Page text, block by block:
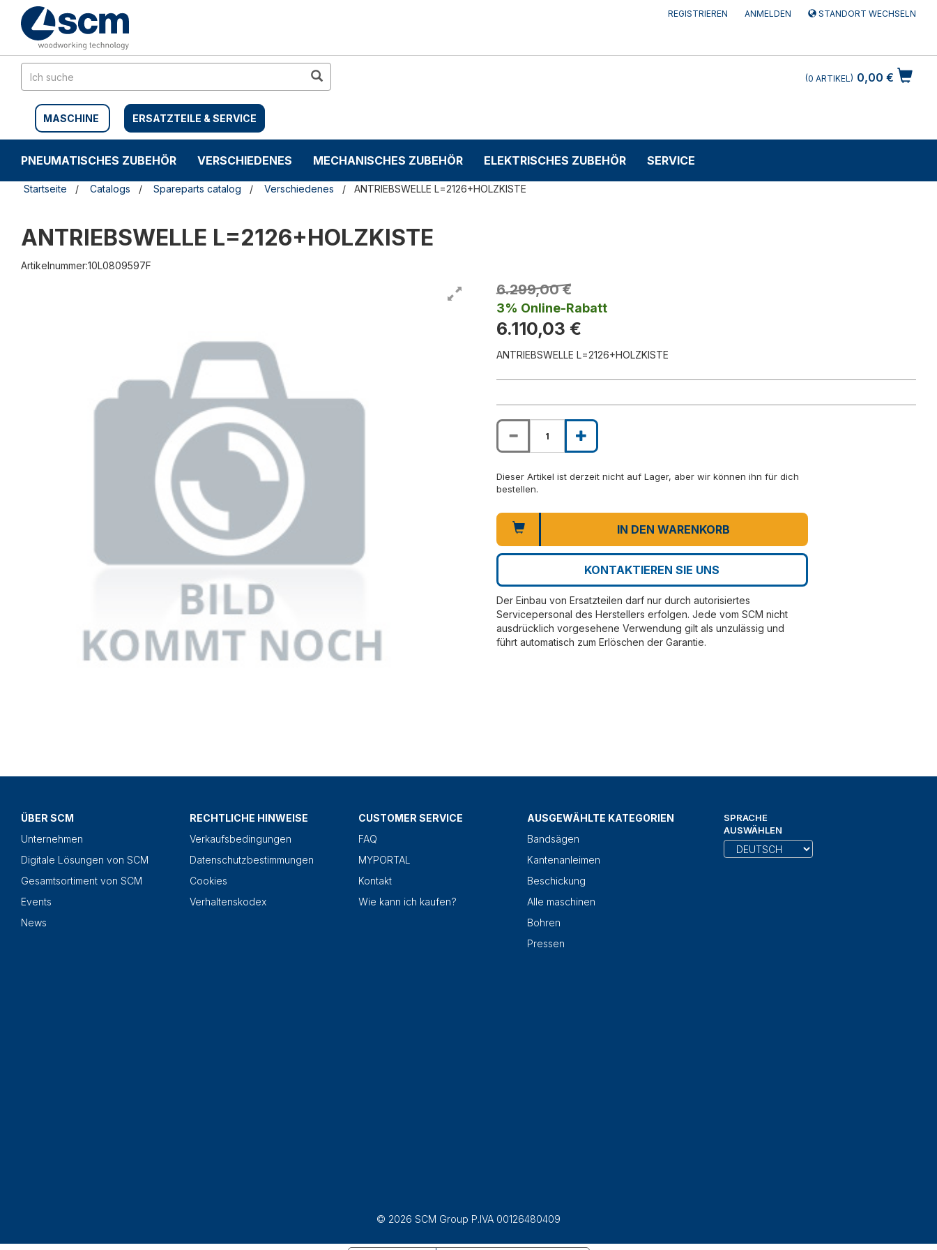
Inhalt
springen
Navigationsmen�
springen
REGISTRIEREN ANMELDEN STANDORT WECHSELN
MASCHINE ERSATZTEILE & SERVICE
0,00 €
0 ARTIKEL
PNEUMATISCHES ZUBEHÖR VERSCHIEDENES MECHANISCHES ZUBEHÖR ELEKTRISCHES ZUBEHÖR SERVICE
Startseite Catalogs Spareparts catalog Verschiedenes ANTRIEBSWELLE L=2126+HOLZKISTE
ANTRIEBSWELLE L=2126+HOLZKISTE
Artikelnummer:10L0809597F
6.299,00 €
3% Online-Rabatt
6.110,03 €
ANTRIEBSWELLE L=2126+HOLZKISTE
Dieser Artikel ist derzeit nicht auf Lager, aber wir können ihn für dich
bestellen.
IN DEN WARENKORB
KONTAKTIEREN SIE UNS
Der Einbau von Ersatzteilen darf nur durch autorisiertes
Servicepersonal des Herstellers erfolgen. Jede vom SCM nicht
ausdrücklich vorgesehene Verwendung gilt als unzulässig und
führt automatisch zum Erlöschen der Garantie.
ÜBER SCM
Unternehmen
Digitale Lösungen von SCM
Gesamtsortiment von SCM
Events
News
RECHTLICHE HINWEISE
Verkaufsbedingungen
Datenschutzbestimmungen
Cookies
Verhaltenskodex
CUSTOMER SERVICE
FAQ
MYPORTAL
Kontakt
Wie kann ich kaufen?
AUSGEWÄHLTE KATEGORIEN
Bandsägen
Kantenanleimen
Beschickung
Alle maschinen
Bohren
Pressen
SPRACHE
AUSWÄHLEN
© 2026 SCM Group P.IVA 00126480409